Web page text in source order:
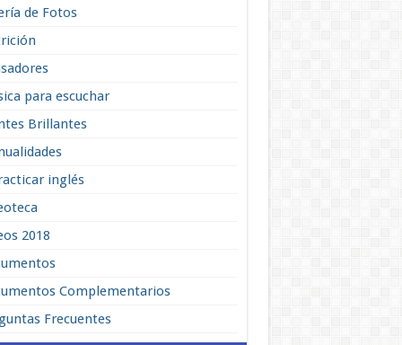
de Fotos
para escuchar
Brillantes
inglés
2018
Complementarios
Frecuentes